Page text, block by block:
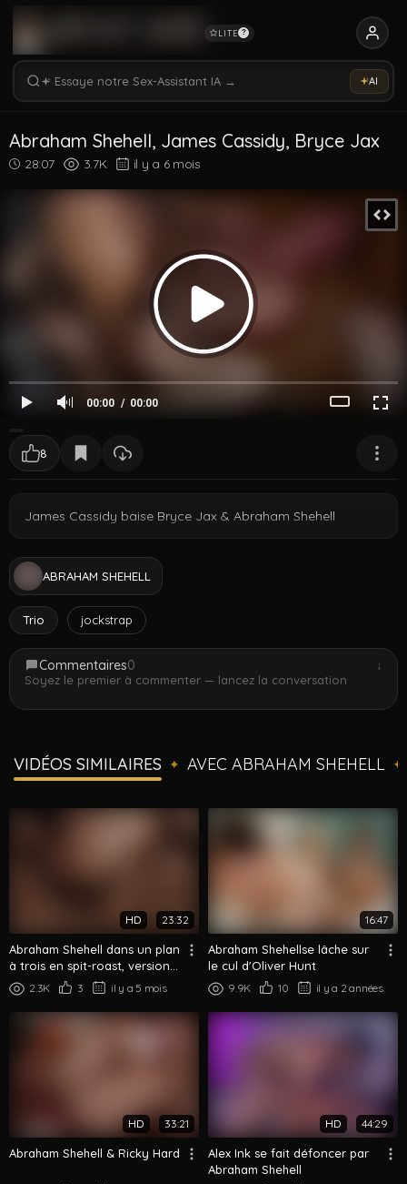
LITE ?
Rechercher vidéos, modèles, tags...
Essaye notre Sex-Assistant IA →
AI
Abraham Shehell, James Cassidy, Bryce Jax
28:07 3.7K il y a 6 mois
00:00 00:00
8
James Cassidy baise Bryce Jax & Abraham Shehell
ABRAHAM SHEHELL
Trio jockstrap
Commentaires0
Soyez le premier à commenter — lancez la conversation
↓
VIDÉOS SIMILAIRES ✦ AVEC ABRAHAM SHEHELL ✦
HD 23:32
Abraham Shehell dans un plan
à trois en spit-roast, version
push-and-pull
2.3K 3 il y a 5 mois
16:47
Abraham Shehellse lâche sur
le cul d'Oliver Hunt
9.9K 10 il y a 2 années
HD 33:21
Abraham Shehell & Ricky Hard
HD 44:29
Alex Ink se fait défoncer par
Abraham Shehell